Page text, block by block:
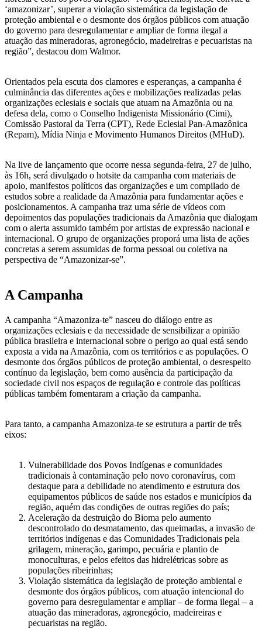
‘amazonizar’, superar a violação sistemática da legislação de
proteção ambiental e o desmonte dos órgãos públicos com atuação
do governo para desregulamentar e ampliar de forma ilegal a
atuação das mineradoras, agronegócio, madeireiras e pecuaristas na
região”, destacou dom Walmor.
Orientados pela escuta dos clamores e esperanças, a campanha é
culminância das diferentes ações e mobilizações realizadas pelas
organizações eclesiais e sociais que atuam na Amazônia ou na
defesa dela, como o Conselho Indigenista Missionário (Cimi),
Comissão Pastoral da Terra (CPT), Rede Eclesial Pan-Amazônica
(Repam), Mídia Ninja e Movimento Humanos Direitos (MHuD).
Na live de lançamento que ocorre nessa segunda-feira, 27 de julho,
às 16h, será divulgado o hotsite da campanha com materiais de
apoio, manifestos políticos das organizações e um compilado de
estudos sobre a realidade da Amazônia para fundamentar ações e
posicionamentos. A campanha traz uma série de vídeos com
depoimentos das populações tradicionais da Amazônia que dialogam
com o alerta assumido também por artistas de expressão nacional e
internacional. O grupo de organizações proporá uma lista de ações
concretas a serem assumidas de forma pessoal ou coletiva na
perspectiva de “Amazonizar-se”.
A Campanha
A campanha “Amazoniza-te” nasceu do diálogo entre as
organizações eclesiais e da necessidade de sensibilizar a opinião
pública brasileira e internacional sobre o perigo ao qual está sendo
exposta a vida na Amazônia, com os territórios e as populações. O
desmonte dos órgãos públicos de proteção ambiental, o desrespeito
contínuo da legislação, bem como ausência da participação da
sociedade civil nos espaços de regulação e controle das políticas
públicas também fomentaram a criação da campanha.
Para tanto, a campanha Amazoniza-te se estrutura a partir de três
eixos:
Vulnerabilidade dos Povos Indígenas e comunidades
tradicionais à contaminação pelo novo coronavírus, com
destaque para a debilidade no atendimento e estrutura dos
equipamentos públicos de saúde nos estados e municípios da
região, aquém das condições de outras regiões do país;
Aceleração da destruição do Bioma pelo aumento
descontrolado do desmatamento, das queimadas, a invasão de
territórios indígenas e das Comunidades Tradicionais pela
grilagem, mineração, garimpo, pecuária e plantio de
monoculturas, e pelos efeitos das hidrelétricas sobre as
populações ribeirinhas;
Violação sistemática da legislação de proteção ambiental e
desmonte dos órgãos públicos, com atuação intencional do
governo para desregulamentar e ampliar – de forma ilegal – a
atuação das mineradoras, agronegócio, madeireiras e
pecuaristas na região.